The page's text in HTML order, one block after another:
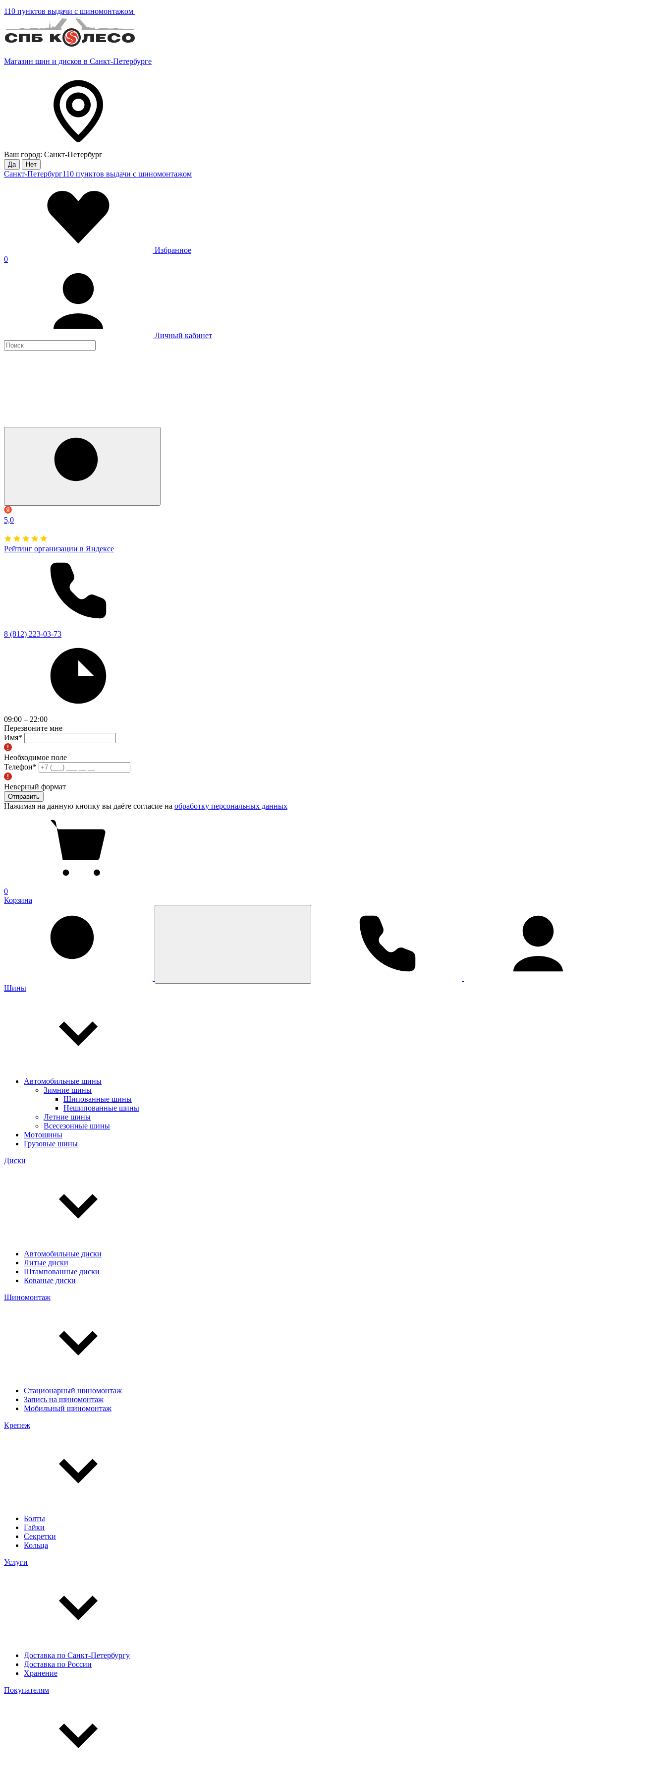
110 пунктов выдачи с шиномонтажом
Магазин шин и дисков в Санкт-Петербурге
Ваш город: Санкт-Петербург
Да Нет
Санкт-Петербург110 пунктов выдачи с шиномонтажом
Избранное
0
Личный кабинет
5,0
Рейтинг организации в Яндексе
8 (812) 223-03-73
09:00 – 22:00
Перезвоните мне
Имя*
Необходимое поле
Телефон*
Неверный формат
Отправить
Нажимая на данную кнопку вы даёте согласие на обработку персональных данных
0
Корзина
Шины
Автомобильные шины
Зимние шины
Шипованные шины
Нешипованные шины
Летние шины
Всесезонные шины
Мотошины
Грузовые шины
Диски
Автомобильные диски
Литые диски
Штампованные диски
Кованые диски
Шиномонтаж
Стационарный шиномонтаж
Запись на шиномонтаж
Мобильный шиномонтаж
Крепеж
Болты
Гайки
Секретки
Кольца
Услуги
Доставка по Санкт-Петербургу
Доставка по России
Хранение
Покупателям